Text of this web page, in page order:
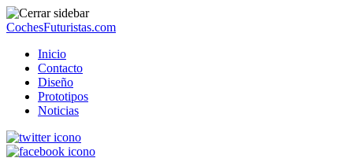
CochesFuturistas.com
Inicio
Contacto
Diseño
Prototipos
Noticias